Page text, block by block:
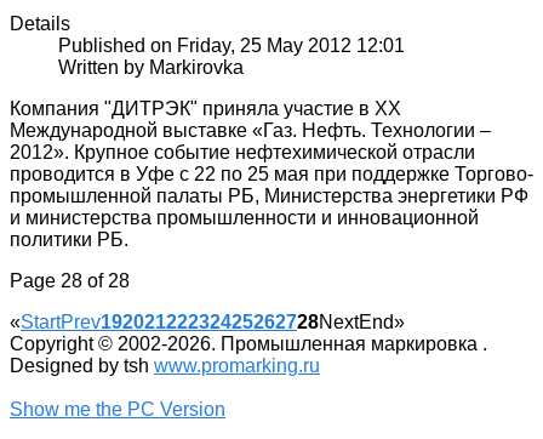
Details
Published on Friday, 25 May 2012 12:01
Written by Markirovka
Компания "ДИТРЭК" приняла участие в XX
Международной выставке «Газ. Нефть. Технологии –
2012». Крупное событие нефтехимической отрасли
проводится в Уфе с 22 по 25 мая при поддержке Торгово-
промышленной палаты РБ, Министерства энергетики РФ
и министерства промышленности и инновационной
политики РБ.
Page 28 of 28
«StartPrev19202122232425262728NextEnd»
Copyright © 2002-2026. Промышленная маркировка .
Designed by tsh www.promarking.ru
Show me the PC Version